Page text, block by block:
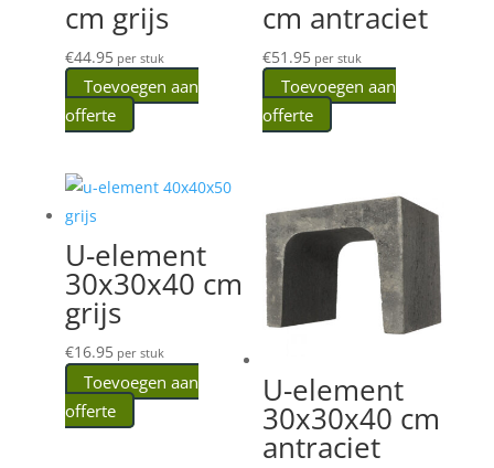
cm grijs
€44.95per stuk
Toevoegen aan
offerte
cm antraciet
€51.95per stuk
Toevoegen aan
offerte
U-element
30x30x40 cm
grijs
€16.95per stuk
Toevoegen aan
offerte
U-element
30x30x40 cm
antraciet